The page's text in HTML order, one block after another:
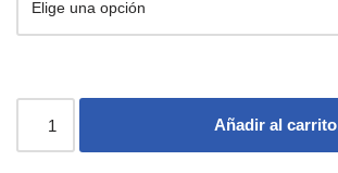
Añadir al carrito